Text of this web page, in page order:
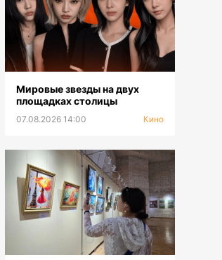
Мировые звезды на двух
площадках столицы
07.08.2026 14:00 Кино